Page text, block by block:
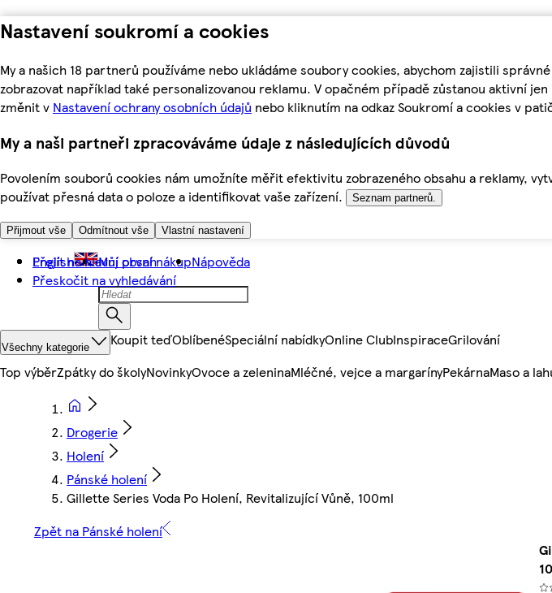
Nastavení soukromí a cookies
My a našich 18 partnerů používáme nebo ukládáme soubory cookies, abychom zajistili
zobrazovat například také personalizovanou reklamu. V opačném případě zůstanou aktivní
změnit v Nastavení ochrany osobních údajů nebo kliknutím na odkaz Soukromí a cookies v
My a naši partneři zpracováváme údaje z následujících důvodů
Povolením souborů cookies nám umožníte měřit efektivitu zobrazeného obsahu a reklamy,
používat přesná data o poloze a identifikovat vaše zařízení.
Seznam partnerů.
Přijmout vše Odmítnout vše Vlastní nastavení
Přejít na hlavní obsah
Přeskočit na vyhledávání
English Můj první nákupNápověda
Všechny kategorie Koupit teďOblíbenéSpeciální nabídkyOnline ClubInspiraceGrilování
Top výběrZpátky do školyNovinkyOvoce a zeleninaMléčné, vejce a margarínyPekárnaMaso a
Drogerie
Holení
Pánské holení
Gillette Series Voda Po Holení, Revitalizující Vůně, 100ml
Zpět na Pánské holení